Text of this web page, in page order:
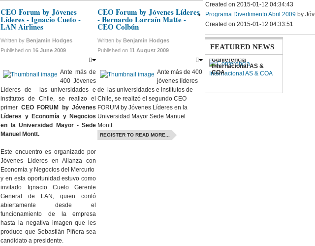
CEO Forum by Jóvenes
Líderes - Ignacio Cueto -
LAN Airlines
Written byBenjamin Hodges
Published on16 June 2009
Ante más de
400 Jóvenes
Líderes de las universidades e
institutos de Chile, se realizo el
primer CEO FORUM by Jóvenes
Líderes y Economía y Negocios
en la Universidad Mayor - Sede
Manuel Montt.
Este encuentro es organizado por
Jóvenes Líderes en Alianza con
Economía y Negocios del Mercurio
y en esta oportunidad estuvo como
invitado Ignacio Cueto Gerente
General de LAN, quien contó
abiertamente desde el
funcionamiento de la empresa
hasta la negativa imagen que les
produce que Sebastián Piñera sea
candidato a presidente.
CEO Forum by Jóvenes Líderes
- Bernardo Larraín Matte -
CEO Colbún
Written by Benjamin Hodges
Published on 11 August 2009
Ante más de 400
jóvenes líderes
de las universidades e institutos de
Chile, se realizó el segundo CEO
FORUM by Jóvenes Líderes en la
Universidad Mayor Sede Manuel
Montt.
REGISTER TO READ MORE...
Created on 2015-01-12 04:34:43
Programa Divertimento Abril 2009 by
Created on 2015-01-12 04:33:51
FEATURED NEWS
Conferencia
Internacional AS &
COA